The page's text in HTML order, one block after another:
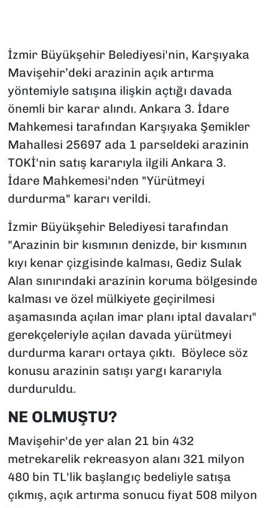
İzmir Büyükşehir Belediyesi'nin, Karşıyaka
Mavişehir’deki arazinin açık artırma
yöntemiyle satışına ilişkin açtığı davada
önemli bir karar alındı. Ankara 3. İdare
Mahkemesi tarafından Karşıyaka Şemikler
Mahallesi 25697 ada 1 parseldeki arazinin
TOKİ'nin satış kararıyla ilgili Ankara 3.
İdare Mahkemesi'nden "Yürütmeyi
durdurma" kararı verildi.
İzmir Büyükşehir Belediyesi tarafından
"Arazinin bir kısmının denizde, bir kısmının
kıyı kenar çizgisinde kalması, Gediz Sulak
Alan sınırındaki arazinin koruma bölgesinde
kalması ve özel mülkiyete geçirilmesi
aşamasında açılan imar planı iptal davaları"
gerekçeleriyle açılan davada yürütmeyi
durdurma kararı ortaya çıktı. Böylece söz
konusu arazinin satışı yargı kararıyla
durduruldu.
NE OLMUŞTU?
Mavişehir'de yer alan 21 bin 432
metrekarelik rekreasyon alanı 321 milyon
480 bin TL'lik başlangıç bedeliyle satışa
çıkmış, açık artırma sonucu fiyat 508 milyon